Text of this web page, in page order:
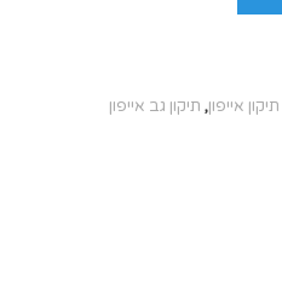
תיקון אייפון, תיקון גב אייפון